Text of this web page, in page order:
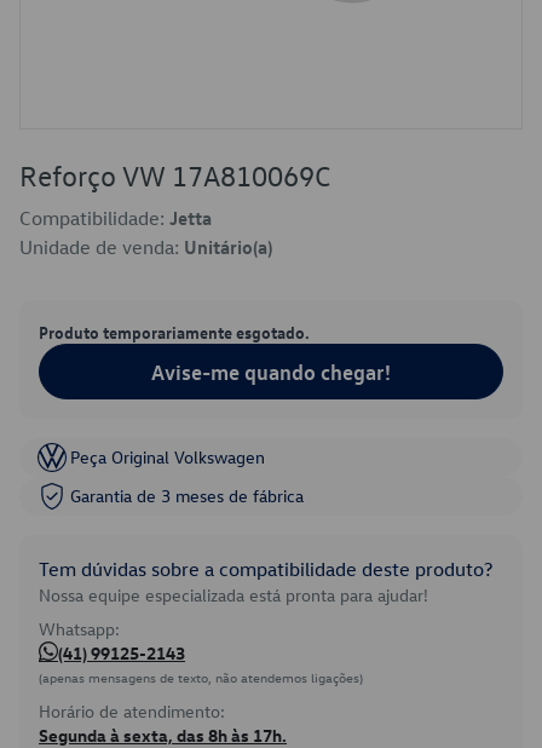
Reforço VW 17A810069C
Compatibilidade: Jetta
Unidade de venda: Unitário(a)
Produto temporariamente esgotado.
Avise-me quando chegar!
Peça Original Volkswagen
Garantia de 3 meses de fábrica
Tem dúvidas sobre a compatibilidade deste produto?
Nossa equipe especializada está pronta para ajudar!
Whatsapp:
(41) 99125-2143
(apenas mensagens de texto, não atendemos ligações)
Horário de atendimento:
Segunda à sexta, das 8h às 17h.